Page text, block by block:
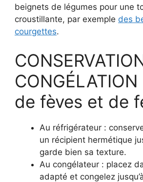
beignets de légumes pour une
croustillante, par exemple des
courgettes.
de fèves et de
Au réfrigérateur :
un récipient hermétique
garde bien sa texture.
Au congélateur : placez
adapté et congelez